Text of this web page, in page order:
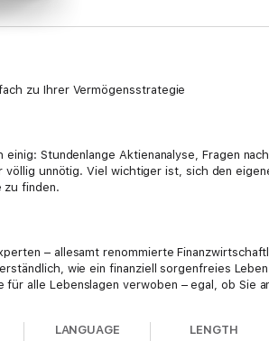
zu Ihrer Vermögensstrategie
einig: Stundenlange Aktienanalyse, Fragen
völlig unnötig. Viel wichtiger ist, sich den
zu finden.
– allesamt renommierte
wie ein finanziell sorgenfreies
alle Lebenslagen verwoben – egal, ob Sie
LANGUAGE LENGTH